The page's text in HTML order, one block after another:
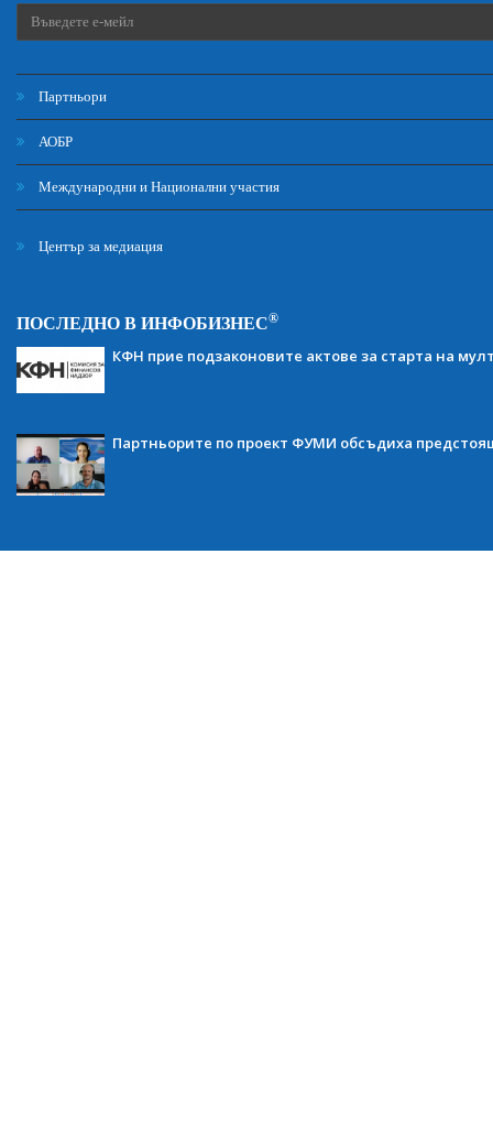
Партньори
АОБР
Международни и Национални участия
Център за медиация
ПОСЛЕДНО В ИНФОБИЗНЕС®
КФН прие подзаконовите актове за старта на
Партньорите по проект ФУМИ обсъдиха